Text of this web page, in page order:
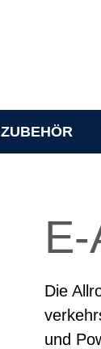
ZUBEHÖR
Die
und